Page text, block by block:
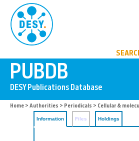
Home > Authorities > Periodicals > Cellular &
Information Files Holdings